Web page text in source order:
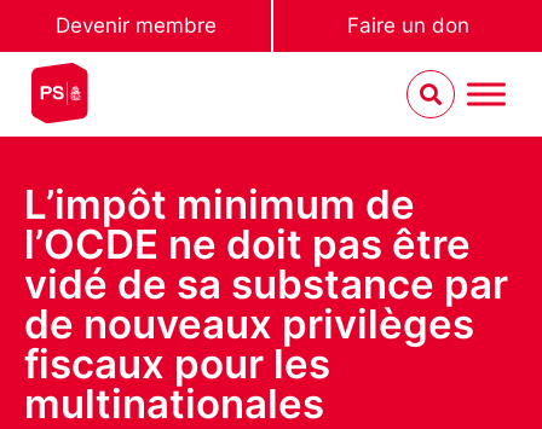
Devenir membre Faire un don
L’impôt minimum de
l’OCDE ne doit pas être
vidé de sa substance par
de nouveaux privilèges
fiscaux pour les
multinationales